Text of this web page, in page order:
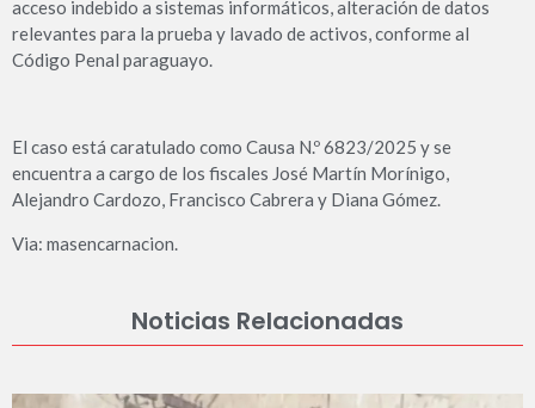
acceso indebido a sistemas informáticos, alteración de datos
relevantes para la prueba y lavado de activos, conforme al
Código Penal paraguayo.
El caso está caratulado como Causa N.º 6823/2025 y se
encuentra a cargo de los fiscales José Martín Morínigo,
Alejandro Cardozo, Francisco Cabrera y Diana Gómez.
Via: masencarnacion.
Noticias Relacionadas